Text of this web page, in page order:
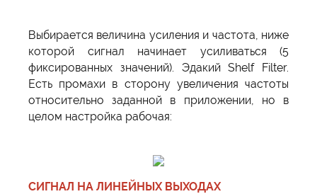
Выбирается величина усиления и частота, ниже
которой сигнал начинает усиливаться (5
фиксированных значений). Эдакий Shelf Filter.
Есть промахи в сторону увеличения частоты
относительно заданной в приложении, но в
целом настройка рабочая:
СИГНАЛ НА ЛИНЕЙНЫХ ВЫХОДАХ